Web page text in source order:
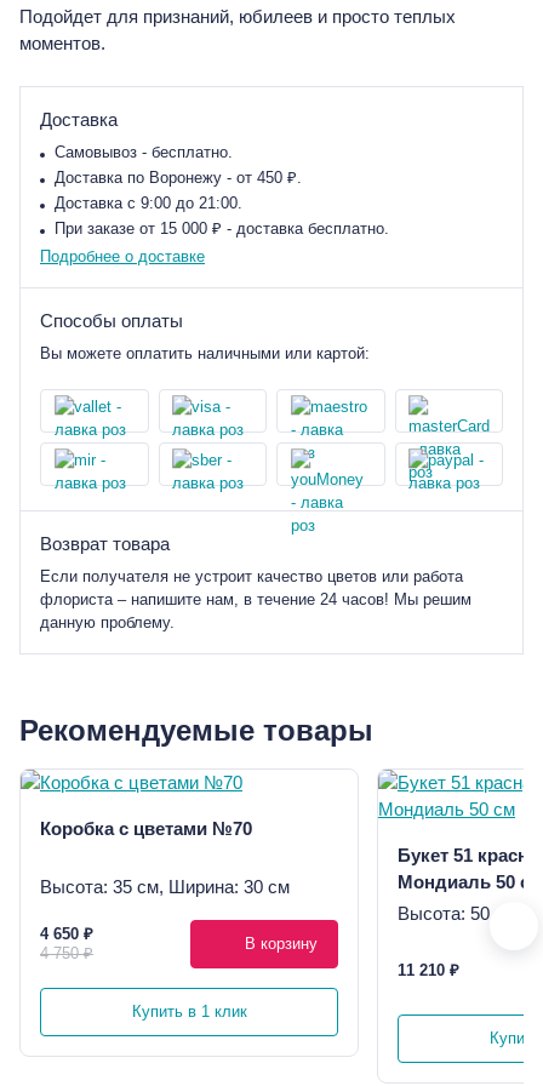
Подойдет для признаний, юбилеев и просто теплых
моментов.
Доставка
Самовывоз - бесплатно.
Доставка по Воронежу - от 450 ₽.
Доставка с 9:00 до 21:00.
При заказе от 15 000 ₽ - доставка бесплатно.
Подробнее о доставке
Способы оплаты
Вы можете оплатить наличными или картой:
Возврат товара
Если получателя не устроит качество цветов или работа
флориста – напишите нам, в течение 24 часов! Мы решим
данную проблему.
Рекомендуемые товары
Коробка с цветами №70
Высота: 35 см, Ширина: 30 см
4 650 ₽
4 750 ₽
В корзину
Купить в 1 клик
Букет 51
Мондиаль 50 см
Высота: 50 см,
11 210 ₽